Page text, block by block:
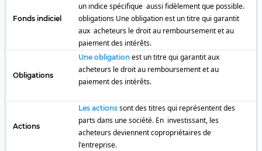
Fonds indiciel
un indice spécifique aussi fidèlement que possible.
obligations Une obligation est un titre qui garantit
aux acheteurs le droit au remboursement et au
paiement des intérêts.
Obligations
Une obligation est un titre qui garantit aux
acheteurs le droit au remboursement et au
paiement des intérêts.
Actions
Les actions sont des titres qui représentent des
parts dans une société. En investissant, les
acheteurs deviennent copropriétaires de
l'entreprise.